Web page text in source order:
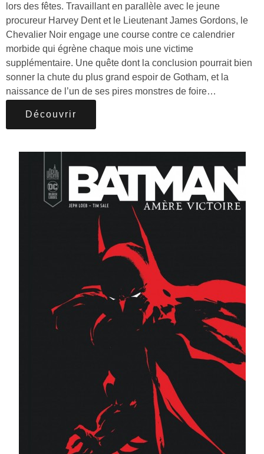
lors des fêtes. Travaillant en parallèle avec le jeune
procureur Harvey Dent et le Lieutenant James Gordons, le
Chevalier Noir engage une course contre ce calendrier
morbide qui égrène chaque mois une victime
supplémentaire. Une quête dont la conclusion pourrait bien
sonner la chute du plus grand espoir de Gotham, et la
naissance de l’un de ses pires monstres de foire…
Découvrir